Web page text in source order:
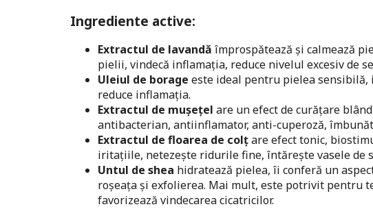
Ingrediente active:
Extractul de lavandă împrospătează și calmează
pielii, vindecă inflamația, reduce nivelul excesiv de
Uleiul de borage este ideal pentru pielea sensibilă,
reduce inflamația.
Extractul de mușețel are un efect de curățare
antibacterian, antiinflamator, anti-cuperoză,
Extractul de floarea de colțare efect tonic,
iritațiile, netezește ridurile fine, întărește vasele de
Untul de shea hidratează pielea, îi conferă un
roșeața și exfolierea. Mai mult, este potrivit pentru
favorizează vindecarea cicatricilor.